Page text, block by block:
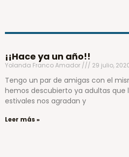
¡¡Hace ya un año!!
Yolanda Franco Amador 29 julio,
Tengo un par de amigas con el
hemos descubierto ya adultas que
estivales nos agradan y
Leer más »